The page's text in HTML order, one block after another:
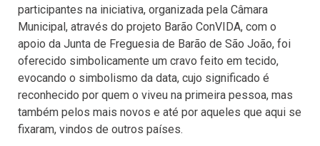
participantes na iniciativa, organizada pela Câmara
Municipal, através do projeto Barão ConVIDA, com o
apoio da Junta de Freguesia de Barão de São João, foi
oferecido simbolicamente um cravo feito em tecido,
evocando o simbolismo da data, cujo significado é
reconhecido por quem o viveu na primeira pessoa, mas
também pelos mais novos e até por aqueles que aqui se
fixaram, vindos de outros países.